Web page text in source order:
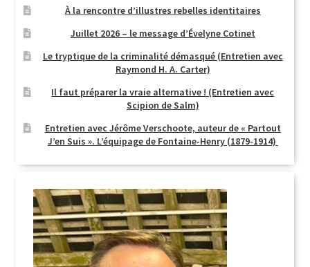
À la rencontre d’illustres rebelles identitaires
Juillet 2026 – le message d’Évelyne Cotinet
Le tryptique de la criminalité démasqué (Entretien avec
Raymond H. A. Carter)
Il faut préparer la vraie alternative ! (Entretien avec
Scipion de Salm)
Entretien avec Jérôme Verschoote, auteur de « Partout
J’en Suis ». L’équipage de Fontaine-Henry (1879-1914)